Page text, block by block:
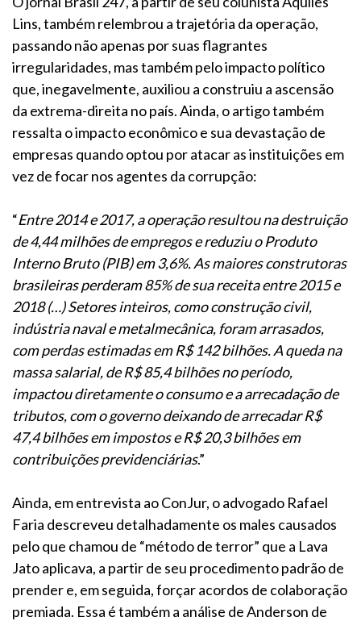
Lins, também relembrou a trajetória da operação,
passando não apenas por suas flagrantes
irregularidades, mas também pelo impacto político
que, inegavelmente, auxiliou a construiu a ascensão
da extrema-direita no país. Ainda, o artigo também
ressalta o impacto econômico e sua devastação de
empresas quando optou por atacar as instituições em
vez de focar nos agentes da corrupção:
“Entre 2014 e 2017, a operação resultou na destruição
de 4,44 milhões de empregos e reduziu o Produto
Interno Bruto (PIB) em 3,6%. As maiores construtoras
brasileiras perderam 85% de sua receita entre 2015 e
2018 (…) Setores inteiros, como construção civil,
indústria naval e metalmecânica, foram arrasados,
com perdas estimadas em R$ 142 bilhões. A queda na
massa salarial, de R$ 85,4 bilhões no período,
impactou diretamente o consumo e a arrecadação de
tributos, com o governo deixando de arrecadar R$
47,4 bilhões em impostos e R$ 20,3 bilhões em
contribuições previdenciárias.”
Ainda, em entrevista ao ConJur, o advogado Rafael
Faria descreveu detalhadamente os males causados
pelo que chamou de “método de terror” que a Lava
Jato aplicava, a partir de seu procedimento padrão de
prender e, em seguida, forçar acordos de colaboração
premiada. Essa é também a análise de Anderson de